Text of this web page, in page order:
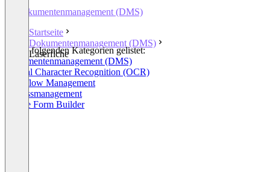
Dokumentenmanagement (DMS)
Startseite
Dokumentenmanagement (DMS)
Laserfiche
In den folgenden Kategorien gelistet:
Dokumentenmanagement (DMS)
Optical Character Recognition (OCR)
Workflow Management
Prozessmanagement
Online Form Builder